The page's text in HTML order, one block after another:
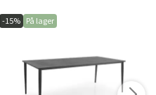
-15% På lager